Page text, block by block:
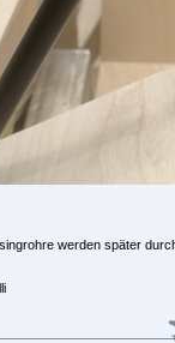
werden später